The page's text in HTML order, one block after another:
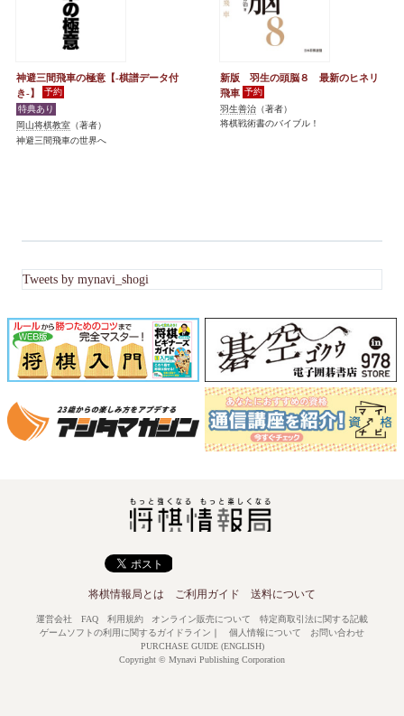
神避三間飛車の極意【-棋譜データ付
き-】
岡山将棋教室 （著者）
神避三間飛車の世界へ
新版 羽生の頭脳８ 最新のヒネリ
飛車
羽生善治 （著者）
将棋戦術書のバイブル！
Tweets by mynavi_shogi
将棋情報局とは ご利用ガイド 送料について
運営会社 FAQ 利用規約 オンライン販売について
特定商取引法に関する記載
ゲームソフトの利用に関するガイドライン ｜ 個人情報について
お問い合わせ
PURCHASE GUIDE (ENGLISH)
Copyright © Mynavi Publishing Corporation